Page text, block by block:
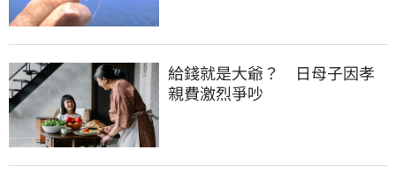
給錢就是大爺？　日母子因孝
親費激烈爭吵